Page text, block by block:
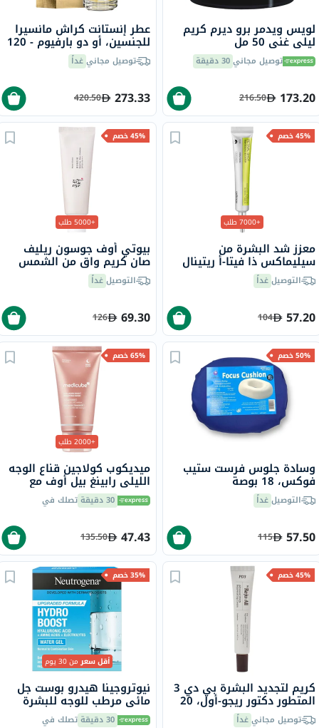
لويس ويدمر برو ديرم كريم
ليلي غني 50 مل
توصيل مجاني30 دقيقة
173.20
216.50
عطر إنستانت كراش مانسيرا
للجنسين، أو دو بارفيوم - 120
ملتوصيل مجانيغداً
273.33
420.50
45% خصم
+7000 طلب
معزز شد البشرة من
سيليماكس ذا فيتا-أ ريتينال
شوت، 15 مل
التوصيلغداً
57.20
104
45% خصم
+5000 طلب
بيوتي أوف جوسون ريليف
صان كريم واقٍ من الشمس
عضوي بلأرز والبروبيوتيك
التوصيلغداً
69.30
126
50% خصم
وسادة جلوس فرست ستيب
فوكس، 18 بوصة
التوصيلغداً
57.50
115
65% خصم
+2000 طلب
ميديكوب كولاجين قناع الوجه
الليلي رابينغ بيل أوف مع
النياسيناميد والسيراميد 75
مل 30 دقيقة تصلك في
47.43
135.50
45% خصم
كريم لتجديد البشرة بي دي 3
المتطور دكتور ريجو-أول، 20
ملتوصيل مجانيغداً
35% خصم
أقل سعرمن 30 يوم
نيوتروجينا هيدرو بوست جل
مائي مرطب للوجه للبشرة
العادية إلى المختلطة 50 مل
30 دقيقة تصلك في